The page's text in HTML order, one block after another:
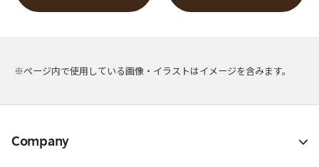
※ページ内で使用している画像・イラストはイメージを含みます。
Company